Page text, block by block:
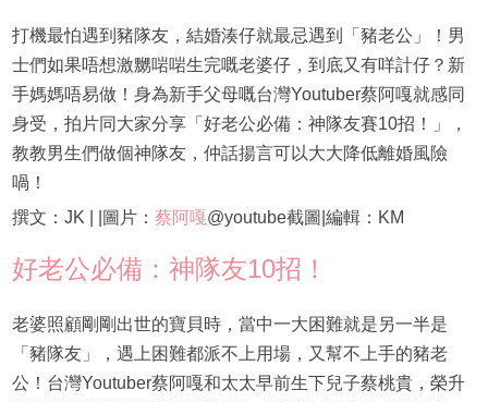
打機最怕遇到豬隊友，結婚湊仔就最忌遇到「豬老公」！男
士們如果唔想激嬲啱啱生完嘅老婆仔，到底又有咩計仔？新
手媽媽唔易做！身為新手父母嘅台灣Youtuber蔡阿嘎就感同
身受，拍片同大家分享「好老公必備：神隊友賽10招！」，
教教男生們做個神隊友，仲話揚言可以大大降低離婚風險
喎！
撰文：JK | |圖片： 蔡阿嘎@youtube截圖|編輯：KM
好老公必備：神隊友10招！
老婆照顧剛剛出世的寶貝時，當中一大困難就是另一半是
「豬隊友」，遇上困難都派不上用場，又幫不上手的豬老
公！台灣Youtuber蔡阿嘎和太太早前生下兒子蔡桃貴，榮升